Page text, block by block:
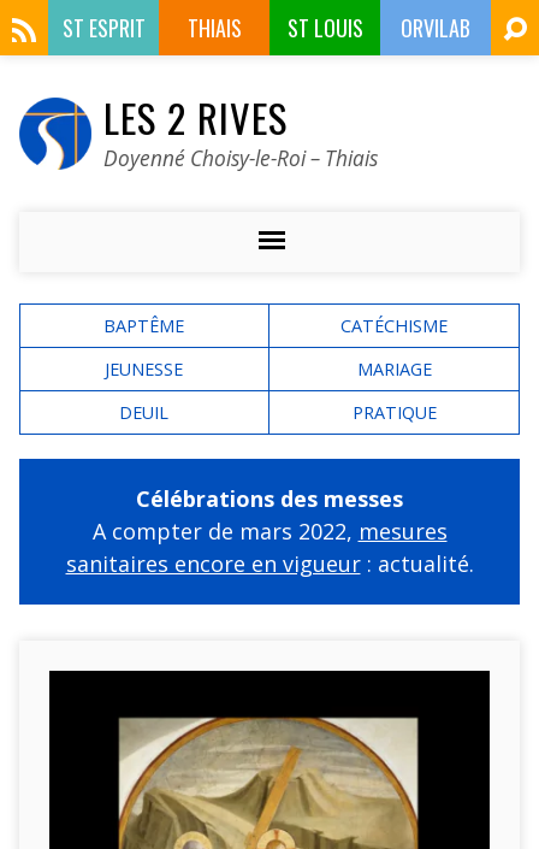
ST ESPRIT THIAIS ST LOUIS ORVILAB
LES 2 RIVES
Doyenné Choisy-le-Roi – Thiais
BAPTÊME
CATÉCHISME
JEUNESSE
MARIAGE
DEUIL
PRATIQUE
Célébrations des messes
A compter de mars 2022, mesures
sanitaires encore en vigueur: actualité.